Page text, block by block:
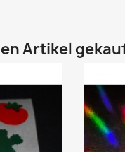
Artikel